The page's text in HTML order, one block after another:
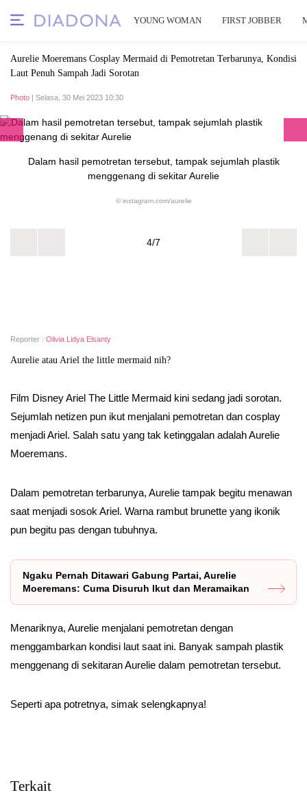
YOUNG WOMAN FIRST JOBBER
Aurelie Moeremans Cosplay Mermaid di Pemotretan Terbarunya, Kondisi
Laut Penuh Sampah Jadi Sorotan
Photo | Selasa, 30 Mei 2023 10:30
Dalam hasil pemotretan tersebut, tampak sejumlah plastik
menggenang di sekitar Aurelie
© instagram.com/aurelie
4/7
Reporter : Olivia Lidya Elsanty
Aurelie atau Ariel the little mermaid nih?
Film Disney Ariel The Little Mermaid kini sedang jadi sorotan.
Sejumlah netizen pun ikut menjalani pemotretan dan cosplay
menjadi Ariel. Salah satu yang tak ketinggalan adalah Aurelie
Moeremans.
Dalam pemotretan terbarunya, Aurelie tampak begitu menawan
saat menjadi sosok Ariel. Warna rambut brunette yang ikonik
pun begitu pas dengan tubuhnya.
Ngaku Pernah Ditawari Gabung Partai, Aurelie
Moeremans: Cuma Disuruh Ikut dan Meramaikan
Menariknya, Aurelie menjalani pemotretan dengan
menggambarkan kondisi laut saat ini. Banyak sampah plastik
menggenang di sekitaran Aurelie dalam pemotretan tersebut.
Seperti apa potretnya, simak selengkapnya!
Terkait